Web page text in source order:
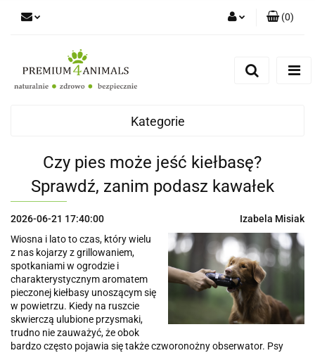
(0)
Kategorie
Czy pies może jeść kiełbasę?
Sprawdź, zanim podasz kawałek
2026-06-21 17:40:00
Izabela Misiak
Wiosna i lato to czas, który wielu
z nas kojarzy z grillowaniem,
spotkaniami w ogrodzie i
charakterystycznym aromatem
pieczonej kiełbasy unoszącym się
w powietrzu. Kiedy na ruszcie
skwierczą ulubione przysmaki,
trudno nie zauważyć, że obok
bardzo często pojawia się także czworonożny obserwator. Psy